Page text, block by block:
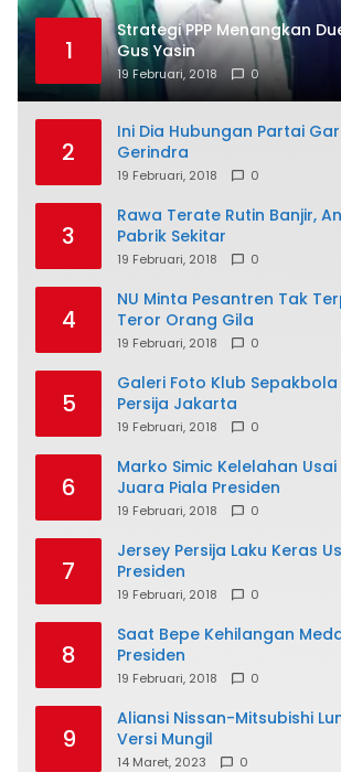
1
Strategi PPP Menangkan
Gus Yasin
19 Februari, 2018 0
2
Ini Dia Hubungan Partai
Gerindra
19 Februari, 2018 0
3
Rawa Terate Rutin Banjir,
Pabrik Sekitar
19 Februari, 2018 0
4
NU Minta Pesantren Tak
Teror Orang Gila
19 Februari, 2018 0
5
Galeri Foto Klub
Persija Jakarta
19 Februari, 2018 0
6
Marko Simic Kelelahan
Juara Piala Presiden
19 Februari, 2018 0
7
Jersey Persija Laku Keras
Presiden
19 Februari, 2018 0
8
Saat Bepe Kehilangan
Presiden
19 Februari, 2018 0
9
Aliansi Nissan-Mitsubishi
Versi Mungil
14 Maret, 2023 0